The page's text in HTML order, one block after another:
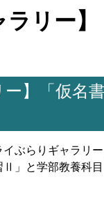
ラリー
ー】「仮名
ぶらりギャラリ
」と学部教養科